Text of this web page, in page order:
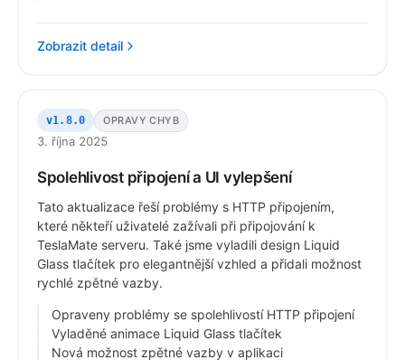
Zobrazit detail
v1.8.0 OPRAVY CHYB
3. října 2025
Spolehlivost připojení a UI vylepšení
Tato aktualizace řeší problémy s HTTP připojením,
které někteří uživatelé zažívali při připojování k
TeslaMate serveru. Také jsme vyladili design Liquid
Glass tlačítek pro elegantnější vzhled a přidali možnost
rychlé zpětné vazby.
Opraveny problémy se spolehlivostí HTTP připojení
Vyladěné animace Liquid Glass tlačítek
Nová možnost zpětné vazby v aplikaci